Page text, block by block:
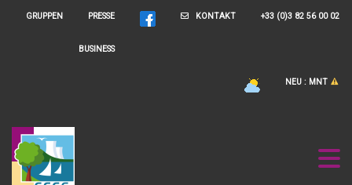
+33 (0)3 82 56 00 02
KONTAKT
PRESSE
GRUPPEN
BUSINESS
NEU : MNT